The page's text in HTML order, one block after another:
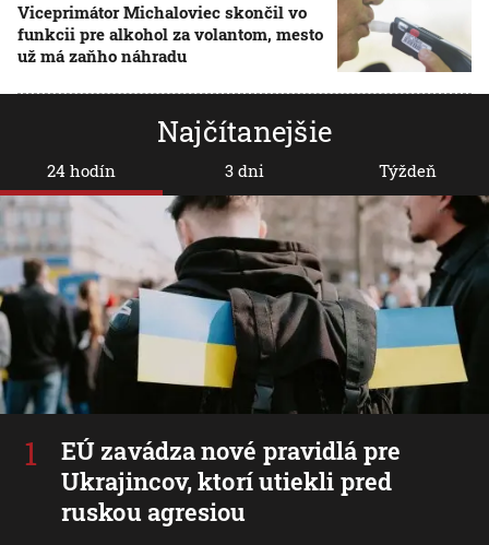
Viceprimátor Michaloviec skončil vo
funkcii pre alkohol za volantom, mesto
už má zaňho náhradu
Najčítanejšie
24 hodín
EÚ zavádza nové pravidlá pre
Ukrajincov, ktorí utiekli pred
ruskou agresiou
3 dni Týždeň